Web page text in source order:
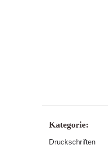
Kategorie:
Druckschriften